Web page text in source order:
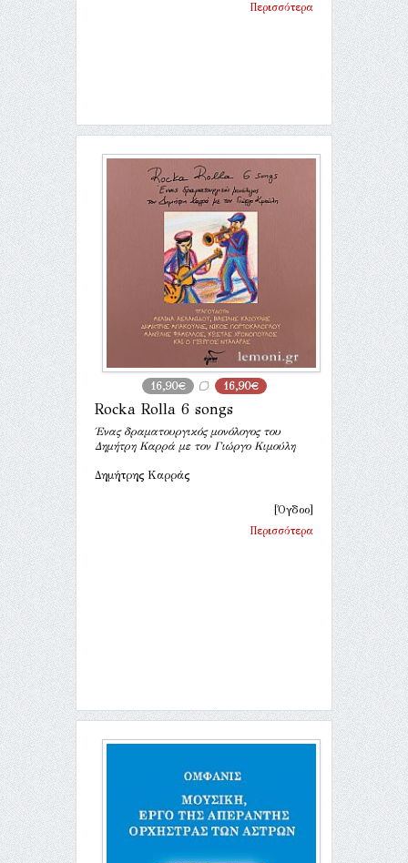
Περισσότερα
16,90€ 16,90€
Rocka Rolla 6 songs
Ένας δραματουργικός μονόλογος του
Δημήτρη Καρρά με τον Γιώργο Κιμούλη
Δημήτρης Καρράς
[Όγδοο]
Περισσότερα